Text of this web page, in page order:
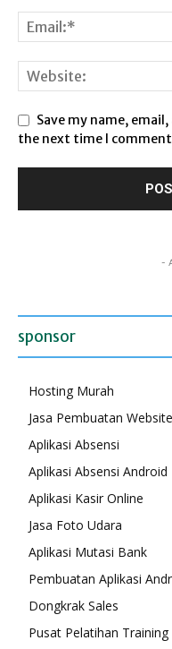
Save my name,
the next time I
-
sponsor
Hosting Murah
Jasa Pembuatan Website
Aplikasi Absensi
Aplikasi Absensi Android
Aplikasi Kasir Online
Jasa Foto Udara
Aplikasi Mutasi Bank
Pembuatan Aplikasi
Dongkrak Sales
Pusat Pelatihan